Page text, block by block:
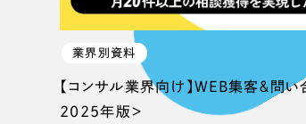
業界別資料
【コンサル業界向け】WEB集客＆問
2025年版＞